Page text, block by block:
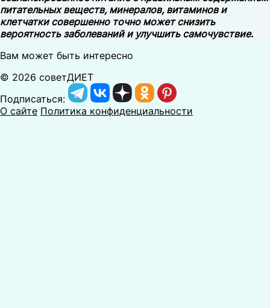
питательных веществ, минералов, витаминов и
клетчатки совершенно точно может снизить
вероятность заболеваний и улучшить самочувствие.
Вам может быть интересно
© 2026 советДИЕТ
Подписаться:
О сайте Политика конфиденциальности